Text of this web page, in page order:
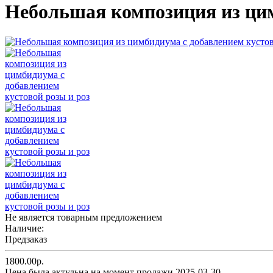
Небольшая композиция из
Не является товарным предложением
Наличие:
Предзаказ
1800.00р.